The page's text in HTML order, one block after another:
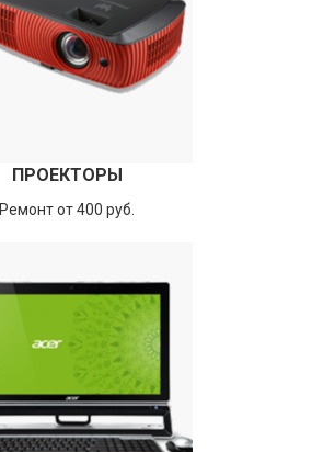
ПРОЕКТОРЫ
Ремонт от 400 руб.